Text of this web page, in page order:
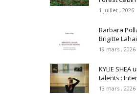
1 juillet , 2026
Barbara
Brigitte
19 mars , 2026
KYLIE
talents :
13 mars , 2026